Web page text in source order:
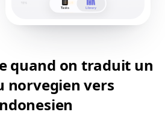
quand on traduit un
norvegien vers